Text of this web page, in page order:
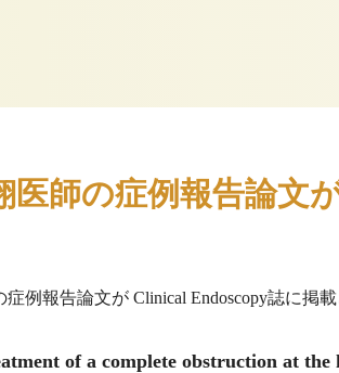
医師の症例報告論文
例報告論文が Clinical Endoscopy誌に掲載
of a complete obstruction at